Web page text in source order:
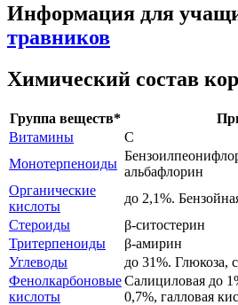
Информация для
травников
Химический состав
Группа веществ*
Витамины
С
Монотерпеноиды
альбафлорин
Органические
кислоты
до 2,1%.
Стероиды
β-ситостерин
Тритерпеноиды
β-амирин
Углеводы
до 31%. Глюкоза,
Фенолкарбоновые
кислоты
Салициловая до
0,7%, галловая